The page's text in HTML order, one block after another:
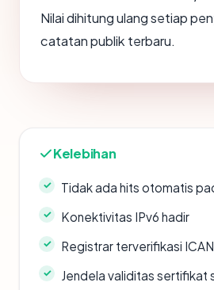
Nilai dihitung ulang setiap
catatan publik terbaru.
Kelebihan
Tidak ada hits otomatis
Konektivitas IPv6 hadir
Registrar terverifikasi
Jendela validitas sertifikat